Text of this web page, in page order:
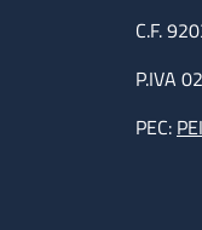
C.F.
P.IVA
PEC: